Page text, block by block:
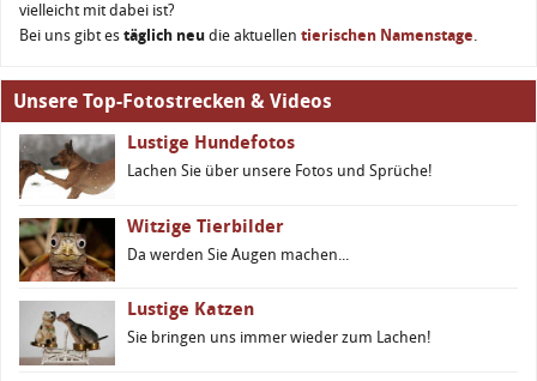
vielleicht mit dabei ist?
Bei uns gibt es täglich neu die aktuellen tierischen Namenstage.
Unsere Top-Fotostrecken & Videos
Lustige Hundefotos
Lachen Sie über unsere Fotos und Sprüche!
Witzige Tierbilder
Da werden Sie Augen machen...
Lustige Katzen
Sie bringen uns immer wieder zum Lachen!